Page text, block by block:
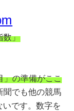
数」
」の準備がここ
聞でも他の競馬
です。数字を